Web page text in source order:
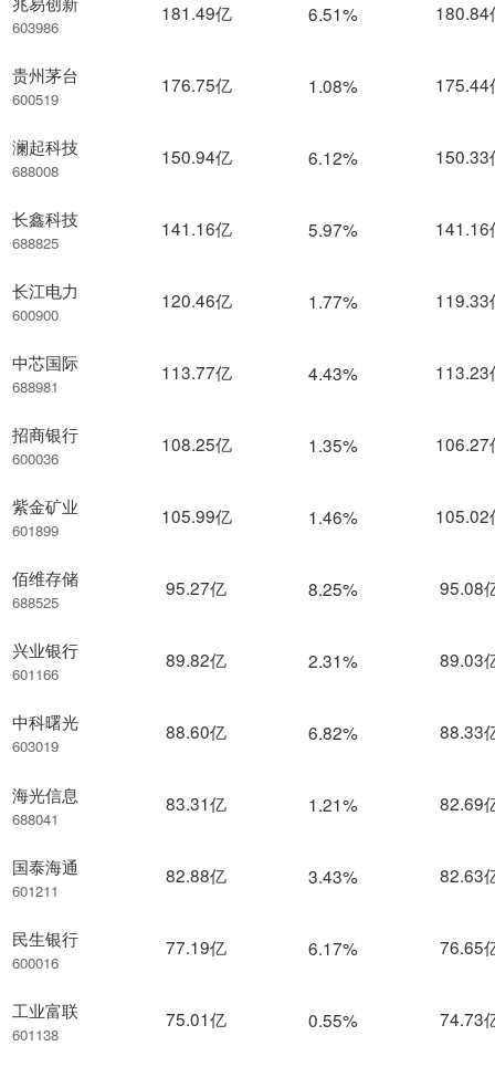
603986
贵州茅台
600519
澜起科技
688008
长鑫科技
688825
长江电力
600900
中芯国际
688981
招商银行
600036
紫金矿业
601899
佰维存储
688525
兴业银行
601166
中科曙光
603019
海光信息
688041
国泰海通
601211
民生银行
600016
工业富联
601138
181.49亿 6.51% 180.84
176.75亿 1.08% 175.44
150.94亿 6.12% 150.33
141.16亿 5.97% 141.16
120.46亿 1.77% 119.33
113.77亿 4.43% 113.23
108.25亿 1.35% 106.27
105.99亿 1.46% 105.02
95.27亿 8.25% 95.08
89.82亿 2.31% 89.03
88.60亿 6.82% 88.33
83.31亿 1.21% 82.69
82.88亿 3.43% 82.63
77.19亿 6.17% 76.65
75.01亿 0.55% 74.73